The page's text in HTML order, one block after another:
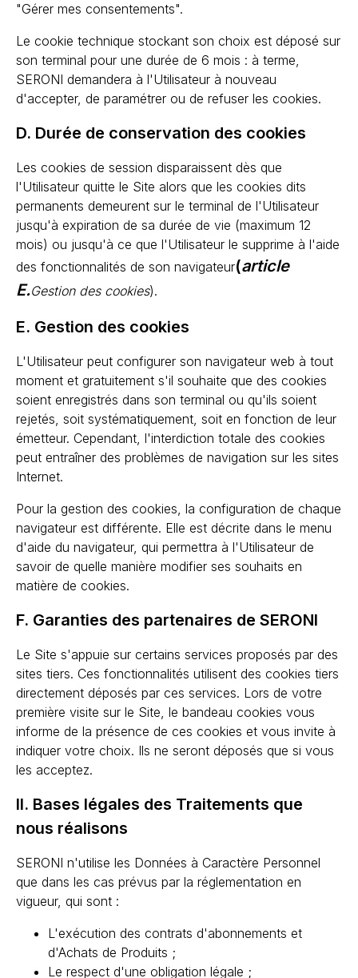
"Gérer mes consentements".
Le cookie technique stockant son choix est déposé sur
son terminal pour une durée de 6 mois : à terme,
SERONI demandera à l'Utilisateur à nouveau
d'accepter, de paramétrer ou de refuser les cookies.
D. Durée de conservation des cookies
Les cookies de session disparaissent dès que
l'Utilisateur quitte le Site alors que les cookies dits
permanents demeurent sur le terminal de l'Utilisateur
jusqu'à expiration de sa durée de vie (maximum 12
mois) ou jusqu'à ce que l'Utilisateur le supprime à l'aide
des fonctionnalités de son navigateur(article
E.Gestion des cookies).
E. Gestion des cookies
L'Utilisateur peut configurer son navigateur web à tout
moment et gratuitement s'il souhaite que des cookies
soient enregistrés dans son terminal ou qu'ils soient
rejetés, soit systématiquement, soit en fonction de leur
émetteur. Cependant, l'interdiction totale des cookies
peut entraîner des problèmes de navigation sur les sites
Internet.
Pour la gestion des cookies, la configuration de chaque
navigateur est différente. Elle est décrite dans le menu
d'aide du navigateur, qui permettra à l'Utilisateur de
savoir de quelle manière modifier ses souhaits en
matière de cookies.
F. Garanties des partenaires de SERONI
Le Site s'appuie sur certains services proposés par des
sites tiers. Ces fonctionnalités utilisent des cookies tiers
directement déposés par ces services. Lors de votre
première visite sur le Site, le bandeau cookies vous
informe de la présence de ces cookies et vous invite à
indiquer votre choix. Ils ne seront déposés que si vous
les acceptez.
II. Bases légales des Traitements que
nous réalisons
SERONI n'utilise les Données à Caractère Personnel
que dans les cas prévus par la réglementation en
vigueur, qui sont :
L'exécution des contrats d'abonnements et
d'Achats de Produits ;
Le respect d'une obligation légale ;